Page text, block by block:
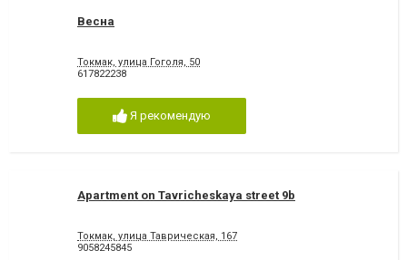
Весна
Токмак, улица Гоголя, 50
617822238
Я рекомендую
Apartment on Tavricheskaya street 9b
Токмак, улица Таврическая, 167
9058245845